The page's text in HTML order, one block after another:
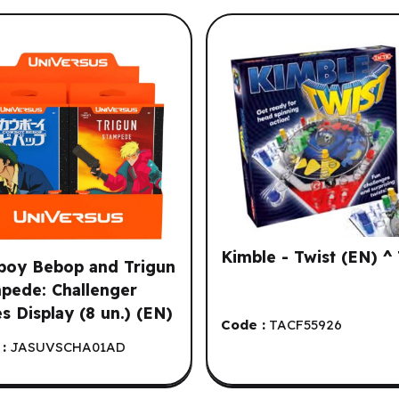
historique de navigation.
Bebop and Trigun
Challenger
Display (8 un.) (EN)
JASUVSCHA01AD
Kimble - Twist (EN) ^
Code : TACF55926